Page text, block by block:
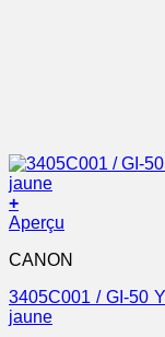
+
Aperçu
CANON
3405C001 / GI-50
jaune